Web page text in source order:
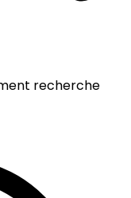
recherche